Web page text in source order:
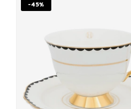
-45%